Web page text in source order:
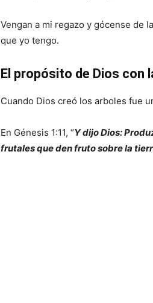
Vengan a mi regazo y gócense de
que yo tengo.
El propósito de Dios con
Cuando Dios creó los arboles fue
En Génesis 1:11, “Y dijo Dios:
frutales que den fruto sobre la